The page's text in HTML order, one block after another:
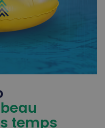
temps